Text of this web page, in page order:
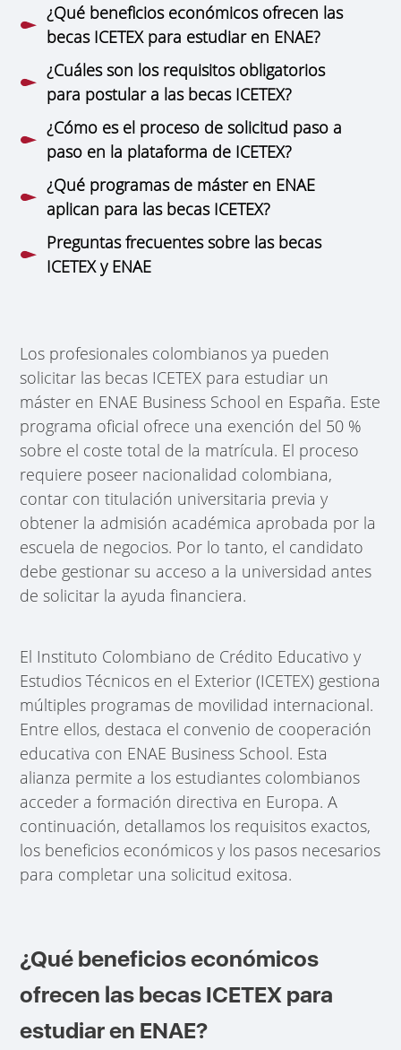
¿Qué beneficios económicos ofrecen las
becas ICETEX para estudiar en ENAE?
¿Cuáles son los requisitos obligatorios
para postular a las becas ICETEX?
¿Cómo es el proceso de solicitud paso a
paso en la plataforma de ICETEX?
¿Qué programas de máster en ENAE
aplican para las becas ICETEX?
Preguntas frecuentes sobre las becas
ICETEX y ENAE
Los profesionales colombianos ya pueden
solicitar las becas ICETEX para estudiar un
máster en ENAE Business School en España. Este
programa oficial ofrece una exención del 50 %
sobre el coste total de la matrícula. El proceso
requiere poseer nacionalidad colombiana,
contar con titulación universitaria previa y
obtener la admisión académica aprobada por la
escuela de negocios. Por lo tanto, el candidato
debe gestionar su acceso a la universidad antes
de solicitar la ayuda financiera.
El Instituto Colombiano de Crédito Educativo y
Estudios Técnicos en el Exterior (ICETEX) gestiona
múltiples programas de movilidad internacional.
Entre ellos, destaca el convenio de cooperación
educativa con ENAE Business School. Esta
alianza permite a los estudiantes colombianos
acceder a formación directiva en Europa. A
continuación, detallamos los requisitos exactos,
los beneficios económicos y los pasos necesarios
para completar una solicitud exitosa.
¿Qué beneficios económicos
ofrecen las becas ICETEX para
estudiar en ENAE?